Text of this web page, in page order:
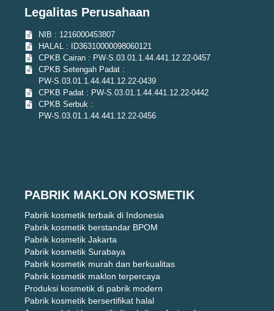
Legalitas Perusahaan
NIB : 1216000453807
HALAL : ID36310000098060121
CPKB Cairan : PW-S.03.01.1.44.441.12.22-0457
CPKB Setengah Padat :
PW-S.03.01.1.44.441.12.22-0439
CPKB Padat : PW-S.03.01.1.44.441.12.22-0442
CPKB Serbuk :
PW-S.03.01.1.44.441.12.22-0456
PABRIK MAKLON KOSMETIK
Pabrik kosmetik terbaik di Indonesia
Pabrik kosmetik berstandar BPOM
Pabrik kosmetik Jakarta
Pabrik kosmetik Surabaya
Pabrik kosmetik murah dan berkualitas
Pabrik kosmetik maklon terpercaya
Produksi kosmetik di pabrik modern
Pabrik kosmetik bersertifikat halal